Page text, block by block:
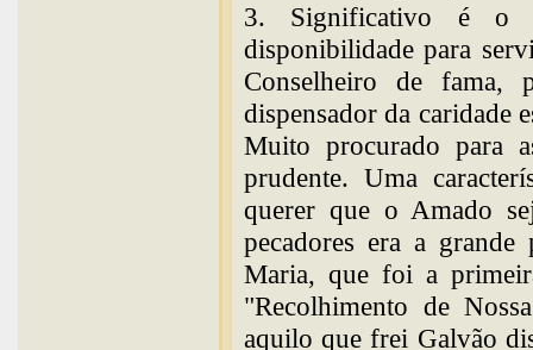
3. Significativo é o
disponibilidade para
Conselheiro de fama,
dispensador da caridade
Muito procurado para
prudente. Uma
querer que o Amado
pecadores era a
Maria, que foi a
"Recolhimento de
aquilo que frei Galvão